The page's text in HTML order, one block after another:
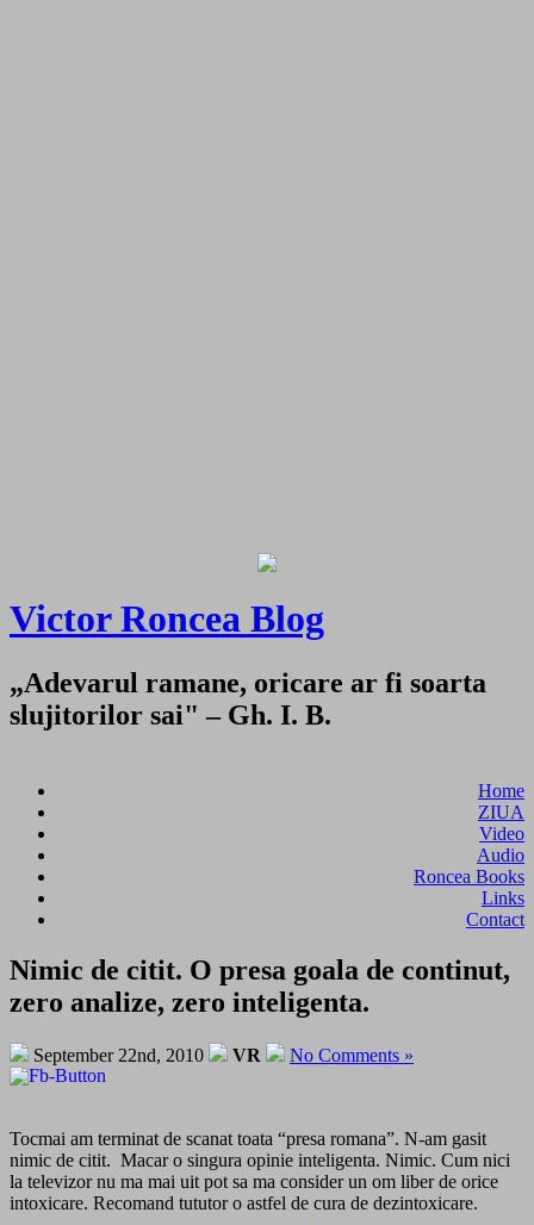
Victor Roncea Blog
„Adevarul ramane, oricare ar fi soarta
slujitorilor sai" – Gh. I. B.
Home
ZIUA
Video
Audio
Roncea Books
Links
Contact
Nimic de citit. O presa goala de continut,
zero analize, zero inteligenta.
September 22nd, 2010 VR No Comments »
Tocmai am terminat de scanat toata “presa romana”. N-am gasit
nimic de citit. Macar o singura opinie inteligenta. Nimic. Cum nici
la televizor nu ma mai uit pot sa ma consider un om liber de orice
intoxicare. Recomand tututor o astfel de cura de dezintoxicare.